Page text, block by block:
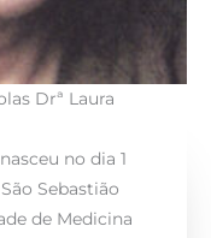
Drª Laura
no dia 1
Sebastião
de Medicina